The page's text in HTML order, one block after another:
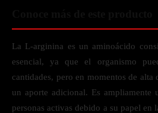
La L-arginina es un aminoácido
esencial, ya que el organismo
cantidades, pero en momentos de alta
un aporte adicional. Es ampliamente
personas activas debido a su papel